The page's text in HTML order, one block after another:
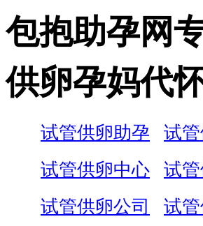
包抱助孕网
供卵孕妈代
试管供卵助孕
试
试管供卵中心
试
试管供卵公司
试